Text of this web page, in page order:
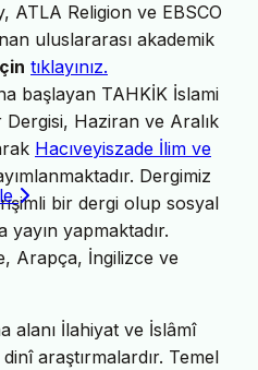
ATLA Religion ve EBSCO
uluslararası akademik
tıklayınız.
başlayan TAHKİK İslami
Haziran ve Aralık
Hacıveyiszade İlim ve
Dergimiz
bir dergi olup sosyal
yayın yapmaktadır.
Arapça, İngilizce ve
alanı İlahiyat ve İslâmî
araştırmalardır. Temel